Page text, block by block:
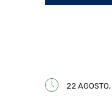
22